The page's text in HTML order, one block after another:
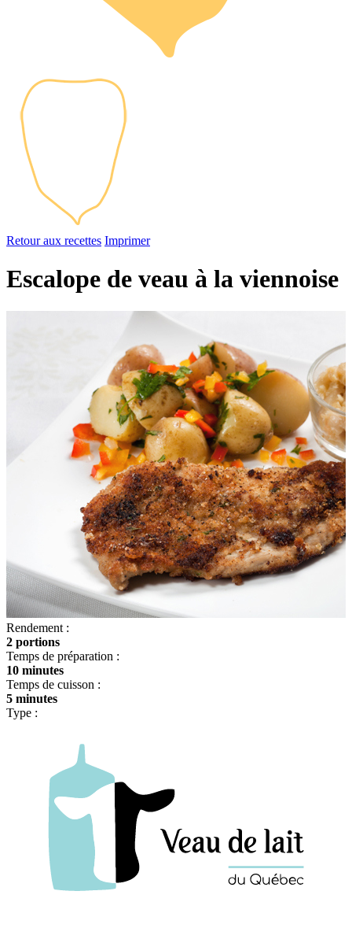
Retour aux recettes Imprimer
Escalope de veau à la viennoise
Rendement :
2 portions
Temps de préparation :
10 minutes
Temps de cuisson :
5 minutes
Type :